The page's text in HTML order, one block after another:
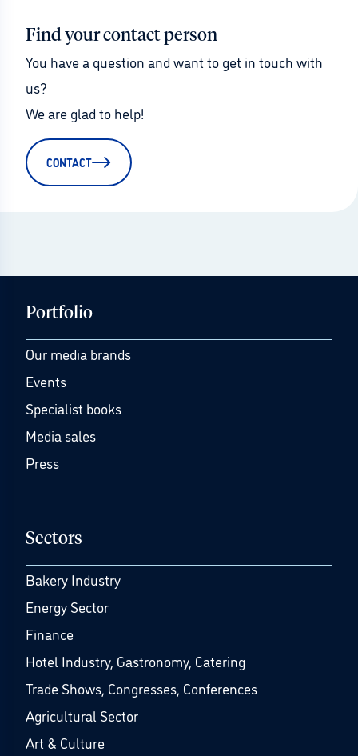
Find your contact person
You have a question and want to get in touch with
us?
We are glad to help!
CONTACT
Portfolio
Our media brands
Events
Specialist books
Media sales
Press
Sectors
Bakery Industry
Energy Sector
Finance
Hotel Industry, Gastronomy, Catering
Trade Shows, Congresses, Conferences
Agricultural Sector
Art & Culture